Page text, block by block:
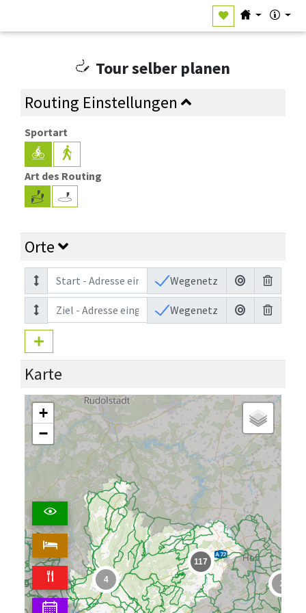
Tour selber planen
Routing Einstellungen
Sportart
Art des Routing
Orte
Wegenetz
Wegenetz
Karte
2
4
117
+
−